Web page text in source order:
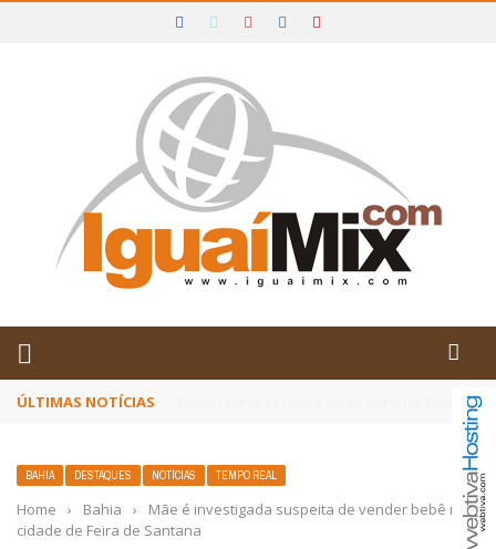
IGUAÍ E SUDOESTE DA BAHIA
ÚLTIMAS NOTÍCIAS Poetas baianos representam o Brasil no
BAHIA DESTAQUES NOTÍCIAS TEMPO REAL
Home › Bahia ›
Mãe é investigada suspeita de vender bebê na
cidade de Feira de Santana